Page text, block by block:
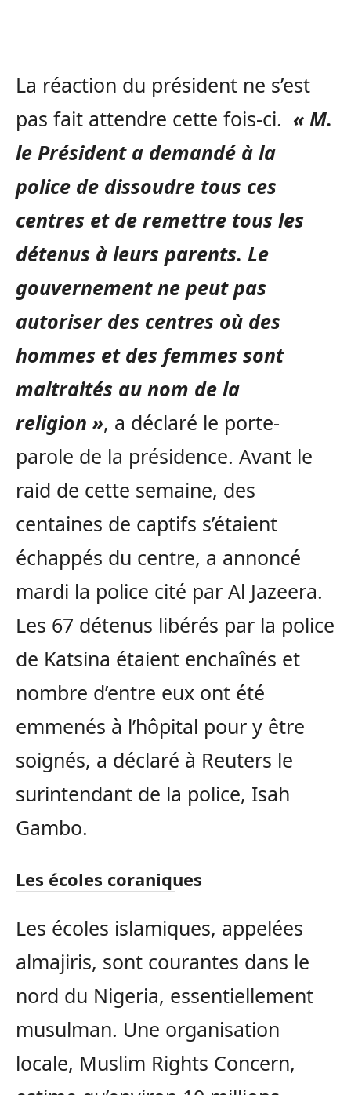
La réaction du président ne s’est
pas fait attendre cette fois-ci. « M.
le Président a demandé à la
police de dissoudre tous ces
centres et de remettre tous les
détenus à leurs parents. Le
gouvernement ne peut pas
autoriser des centres où des
hommes et des femmes sont
maltraités au nom de la
religion », a déclaré le porte-
parole de la présidence. Avant le
raid de cette semaine, des
centaines de captifs s’étaient
échappés du centre, a annoncé
mardi la police cité par Al Jazeera.
Les 67 détenus libérés par la police
de Katsina étaient enchaînés et
nombre d’entre eux ont été
emmenés à l’hôpital pour y être
soignés, a déclaré à Reuters le
surintendant de la police, Isah
Gambo.
Les écoles coraniques
Les écoles islamiques, appelées
almajiris, sont courantes dans le
nord du Nigeria, essentiellement
musulman. Une organisation
locale, Muslim Rights Concern,